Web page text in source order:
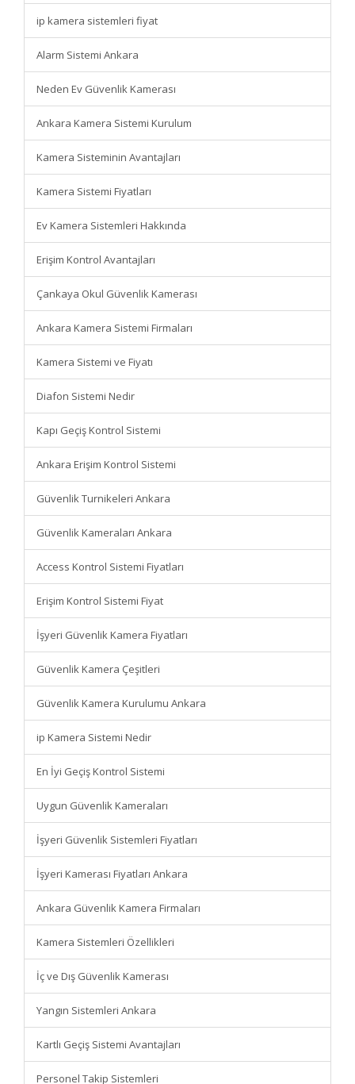
ip kamera sistemleri fiyat
Alarm Sistemi Ankara
Neden Ev Güvenlik Kamerası
Ankara Kamera Sistemi Kurulum
Kamera Sisteminin Avantajları
Kamera Sistemi Fiyatları
Ev Kamera Sistemleri Hakkında
Erişim Kontrol Avantajları
Çankaya Okul Güvenlik Kamerası
Ankara Kamera Sistemi Firmaları
Kamera Sistemi ve Fiyatı
Diafon Sistemi Nedir
Kapı Geçiş Kontrol Sistemi
Ankara Erişim Kontrol Sistemi
Güvenlik Turnikeleri Ankara
Güvenlik Kameraları Ankara
Access Kontrol Sistemi Fiyatları
Erişim Kontrol Sistemi Fiyat
İşyeri Güvenlik Kamera Fiyatları
Güvenlik Kamera Çeşitleri
Güvenlik Kamera Kurulumu Ankara
ip Kamera Sistemi Nedir
En İyi Geçiş Kontrol Sistemi
Uygun Güvenlik Kameraları
İşyeri Güvenlik Sistemleri Fiyatları
İşyeri Kamerası Fiyatları Ankara
Ankara Güvenlik Kamera Firmaları
Kamera Sistemleri Özellikleri
İç ve Dış Güvenlik Kamerası
Yangın Sistemleri Ankara
Kartlı Geçiş Sistemi Avantajları
Personel Takip Sistemleri